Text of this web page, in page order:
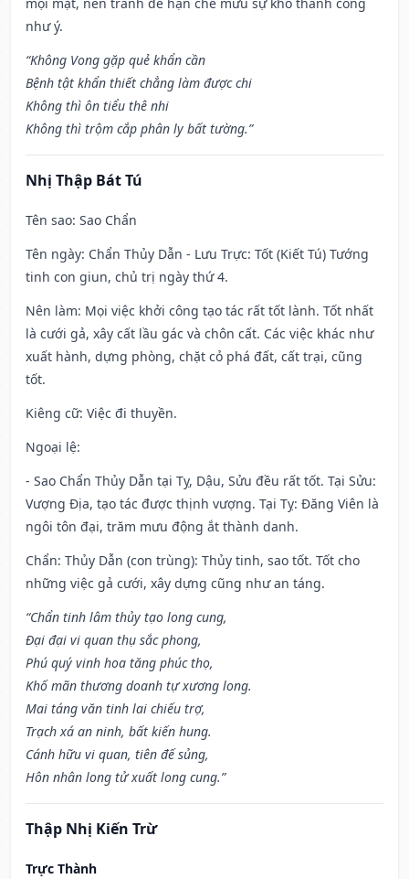
như ý.
“Không Vong gặp quẻ khẩn cần
Bệnh tật khẩn thiết chẳng làm được chi
Không thì ôn tiểu thê nhi
Không thì trộm cắp phân ly bất tường.”
Nhị Thập Bát Tú
Tên sao: Sao Chẩn
Tên ngày: Chẩn Thủy Dẫn - Lưu Trực: Tốt (Kiết Tú) Tướng
tinh con giun, chủ trị ngày thứ 4.
Nên làm: Mọi việc khởi công tạo tác rất tốt lành. Tốt nhất
là cưới gả, xây cất lầu gác và chôn cất. Các việc khác như
xuất hành, dựng phòng, chặt cỏ phá đất, cất trại, cũng
tốt.
Kiêng cữ: Việc đi thuyền.
Ngoại lệ:
- Sao Chẩn Thủy Dẫn tại Tỵ, Dậu, Sửu đều rất tốt. Tại Sửu:
Vượng Địa, tạo tác được thịnh vượng. Tại Tỵ: Đăng Viên là
ngôi tôn đại, trăm mưu động ắt thành danh.
Chẩn: Thủy Dẫn (con trùng): Thủy tinh, sao tốt. Tốt cho
những việc gả cưới, xây dựng cũng như an táng.
“Chẩn tinh lâm thủy tạo long cung,
Đại đại vi quan thụ sắc phong,
Phú quý vinh hoa tăng phúc thọ,
Khố mãn thương doanh tự xương long.
Mai táng văn tinh lai chiếu trợ,
Trạch xá an ninh, bất kiến hung.
Cánh hữu vi quan, tiên đế sủng,
Hôn nhân long tử xuất long cung.”
Thập Nhị Kiến Trừ
Trực Thành